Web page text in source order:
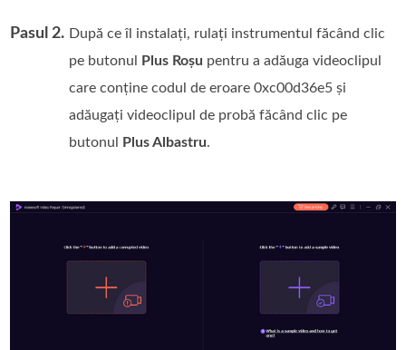
Pasul 2. După ce îl instalați, rulați instrumentul făcând clic
pe butonul
Plus Roșu pentru a adăuga videoclipul
care conține codul de eroare 0xc00d36e5 și
adăugați videoclipul de probă făcând clic pe
butonul
Plus Albastru.